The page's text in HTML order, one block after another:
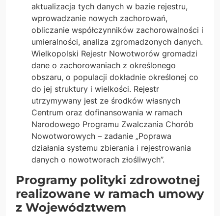
aktualizacja tych danych w bazie rejestru,
wprowadzanie nowych zachorowań,
obliczanie współczynników zachorowalności i
umieralności, analiza zgromadzonych danych.
Wielkopolski Rejestr Nowotworów gromadzi
dane o zachorowaniach z określonego
obszaru, o populacji dokładnie określonej co
do jej struktury i wielkości. Rejestr
utrzymywany jest ze środków własnych
Centrum oraz dofinansowania w ramach
Narodowego Programu Zwalczania Chorób
Nowotworowych – zadanie „Poprawa
działania systemu zbierania i rejestrowania
danych o nowotworach złośliwych”.
Programy polityki zdrowotnej
realizowane w ramach umowy
z Województwem